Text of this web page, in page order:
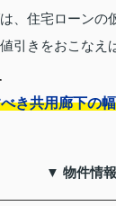
、住宅ローンの
引きをおこなえ
き共用廊下の
▼ 物件情